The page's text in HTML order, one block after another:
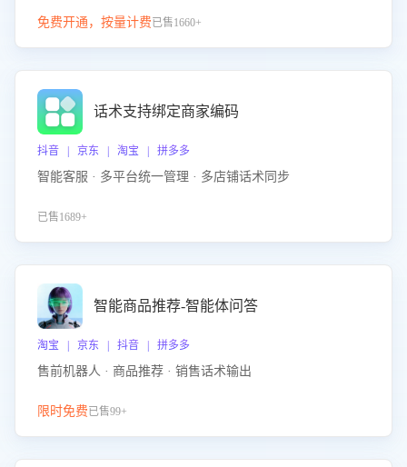
免费开通，按量计费已售1660+
话术支持绑定商家编码
抖音 | 京东 | 淘宝 | 拼多多
智能客服 · 多平台统一管理 · 多店铺话术同步
已售1689+
智能商品推荐-智能体问答
淘宝 | 京东 | 抖音 | 拼多多
售前机器人 · 商品推荐 · 销售话术输出
限时免费已售99+